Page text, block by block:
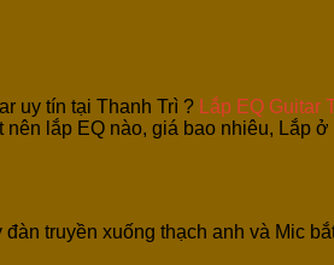
uy tín tại Thanh Trì ?
Lắp EQ Guitar
lắp EQ nào, giá bao nhiêu, Lắp
truyền xuống thạch anh và Mic